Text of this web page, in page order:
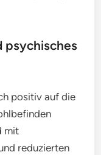
psychisches
positiv auf die
mit
reduzierten